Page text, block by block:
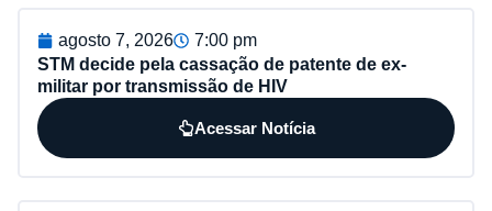
agosto 7, 2026
7:00 pm
STM decide pela cassação de patente de ex-
militar por transmissão de HIV
Acessar Notícia